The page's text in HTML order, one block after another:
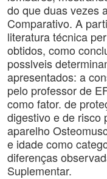
do que duas vezes
Comparativo. A
literatura técnica
obtidos, como
posslveis
apresentados: a
pelo professor de
como fator. de
digestivo e de risco
aparelho
e idade como
diferenças
Suplementar.